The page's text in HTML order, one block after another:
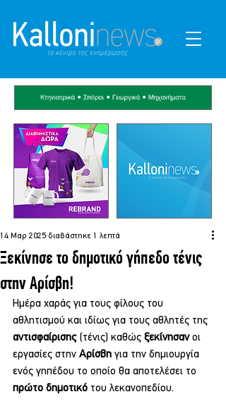
Ξεκίνησε το δημοτικό γήπεδο τένις
στην Αρίσβη!
14 Μαρ 2025 διαβάστηκε 1 λεπτά
Ημέρα χαράς για τους φίλους του
αθλητισμού και ιδίως για τους αθλητές της
αντισφαίρισης (τένις) καθώς ξεκίνησαν οι
εργασίες στην Αρίσβη για την δημιουργία
ενός γηπέδου το οποίο θα αποτελέσει το
πρώτο δημοτικό του λεκανοπεδίου.